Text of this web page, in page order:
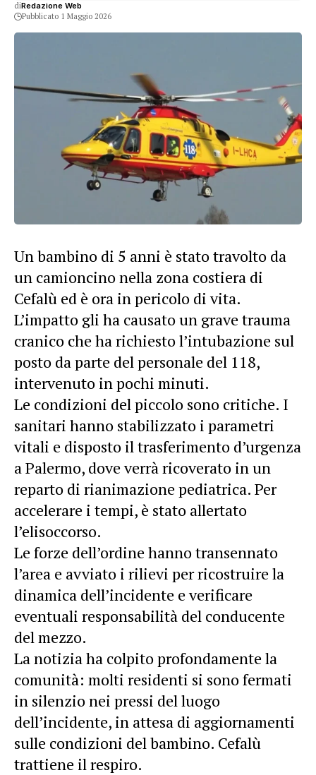
diRedazione Web
Pubblicato 1 Maggio 2026
Un bambino di 5 anni è stato travolto da
un camioncino nella zona costiera di
Cefalù ed è ora in pericolo di vita.
L’impatto gli ha causato un grave trauma
cranico che ha richiesto l’intubazione sul
posto da parte del personale del 118,
intervenuto in pochi minuti.
Le condizioni del piccolo sono critiche. I
sanitari hanno stabilizzato i parametri
vitali e disposto il trasferimento d’urgenza
a Palermo, dove verrà ricoverato in un
reparto di rianimazione pediatrica. Per
accelerare i tempi, è stato allertato
l’elisoccorso.
Le forze dell’ordine hanno transennato
l’area e avviato i rilievi per ricostruire la
dinamica dell’incidente e verificare
eventuali responsabilità del conducente
del mezzo.
La notizia ha colpito profondamente la
comunità: molti residenti si sono fermati
in silenzio nei pressi del luogo
dell’incidente, in attesa di aggiornamenti
sulle condizioni del bambino. Cefalù
trattiene il respiro.